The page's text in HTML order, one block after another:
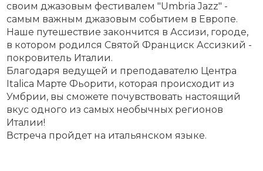
своим джазовым фестивалем "Umbria Jazz" -
самым важным джазовым событием в Европе.
Наше путешествие закончится в Ассизи, городе,
в котором родился Святой Франциск Ассизкий -
покровитель Италии.
Благодаря ведущей и преподавателю Центра
Italica Марте Фьорити, которая происходит из
Умбрии, вы сможете почувствовать настоящий
вкус одного из самых необычных регионов
Италии!
Встреча пройдет на итальянском языке.